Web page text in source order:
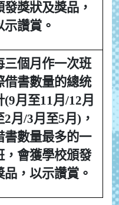
發獎狀及獎品，
示讚賞。
三個月作一次班
借書數量的總统
(9月至11月/12月
2月/3月至5月)，
書數量最多的一
，會獲學校頒發
品，以示讚賞。